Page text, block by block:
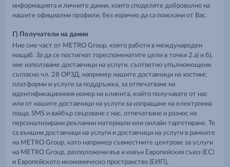
информацията и личните данни, които споделяте доброволно на
нашите официални профили, без изрично да са поискани от Вас.
Г) Получатели на данни
Ние сме част от METRO Group, която работи в международен
мащаб. За да се постигнат гореспоменатите цели в точки 2.a) и б),
ние използваме доставчици на услуги, съответно упълномощени
съгласно чл. 28 ОРЗД, например нашите доставчици на хостинг,
платформи и услуги за поддръжка, за отпечатване на
идентификационния номер на клиента, който получавате от нас
или от нашите доставчици на услуги за изпращане на електронна
поща, SMS и вайбър свързване с нас, отпечатване и разнос на
персонализирани рекламни материали или онлайн таргетиране. Те
са външни доставчици на услуги и доставчици на услуги в рамките
на METRO Group, като например съвместните центрове за услуги
на METRO Group, разположени във и извън Европейския съюз (ЕС)
и Европейското икономическо пространство (ЕИП),